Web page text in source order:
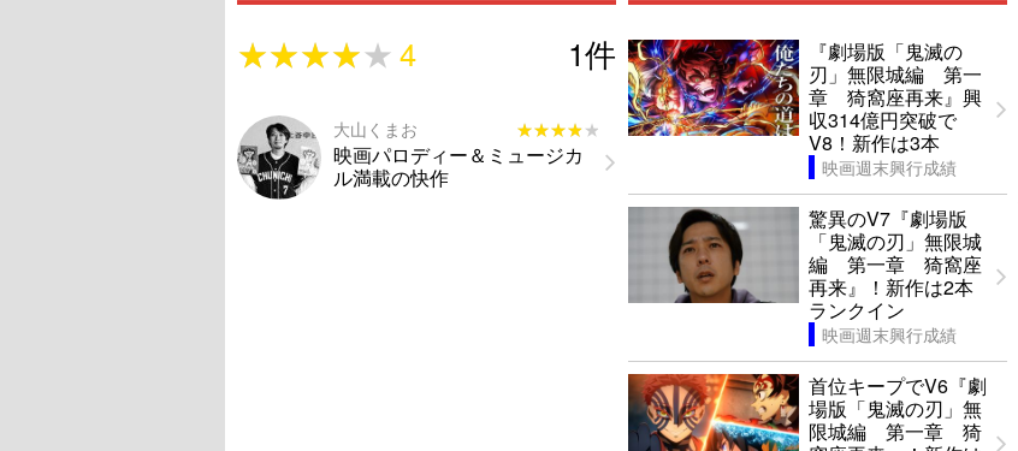
★★★★★
★★★★★4 1件
大山くまお ★★★★★
★★★★★
映画パロディー＆ミュージカ
ル満載の快作
『劇場版「鬼滅の
刃」無限城編 第一
章 猗窩座再来』興
収314億円突破で
V8！新作は3本
映画週末興行成績
驚異のV7『劇場版
「鬼滅の刃」無限城
編 第一章 猗窩座
再来』！新作は2本
ランクイン
映画週末興行成績
首位キープでV6『劇
場版「鬼滅の刃」無
限城編 第一章 猗